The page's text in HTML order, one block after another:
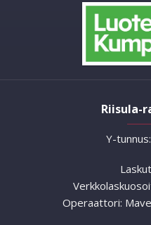
Riisula-
Y-
Operaattori: